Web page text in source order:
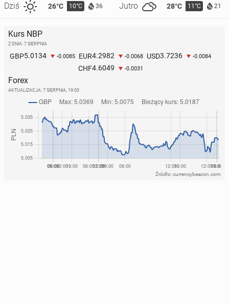
Dziś 26°C 10°C 36 Jutro 28°C 11°C 21
Kurs NBP
Z DNIA: 7 SIERPNIA
GBP5.0134 -0.0085 EUR4.2982 -0.0068 USD3.7236 -0.0084
CHF4.6049 -0.0031
Forex
AKTUALIZACJA: 7 SIERPNIA, 19:00
Źródło: currencybeacon.com